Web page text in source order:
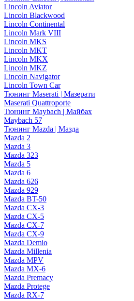
Lincoln Aviator
Lincoln Blackwood
Lincoln Continental
Lincoln Mark VIII
Lincoln MKS
Lincoln MKT
Lincoln MKX
Lincoln MKZ
Lincoln Navigator
Lincoln Town Car
Тюнинг Maserati | Мазерати
Maserati Quattroporte
Тюнинг Maybach | Майбах
Maybach 57
Тюнинг Mazda | Мазда
Mazda 2
Mazda 3
Mazda 323
Mazda 5
Mazda 6
Mazda 626
Mazda 929
Mazda BT-50
Mazda CX-3
Mazda CX-5
Mazda CX-7
Mazda CX-9
Mazda Demio
Mazda Millenia
Mazda MPV
Mazda MX-6
Mazda Premacy
Mazda Protege
Mazda RX-7